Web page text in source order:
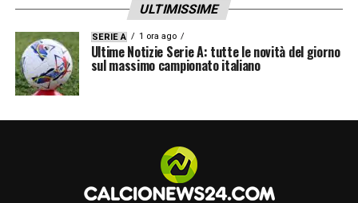
ULTIMISSIME
SERIE A 1 ora ago
Ultime Notizie Serie A: tutte le novità del giorno
sul massimo campionato italiano